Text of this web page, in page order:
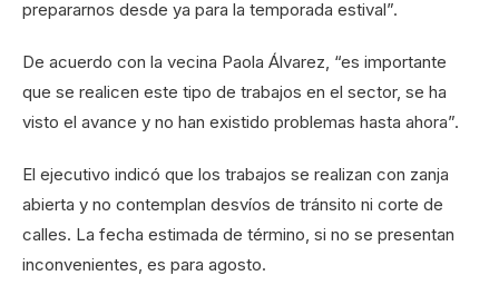
prepararnos desde ya para la temporada estival”.
De acuerdo con la vecina Paola Álvarez, “es importante
que se realicen este tipo de trabajos en el sector, se ha
visto el avance y no han existido problemas hasta ahora”.
El ejecutivo indicó que los trabajos se realizan con zanja
abierta y no contemplan desvíos de tránsito ni corte de
calles. La fecha estimada de término, si no se presentan
inconvenientes, es para agosto.